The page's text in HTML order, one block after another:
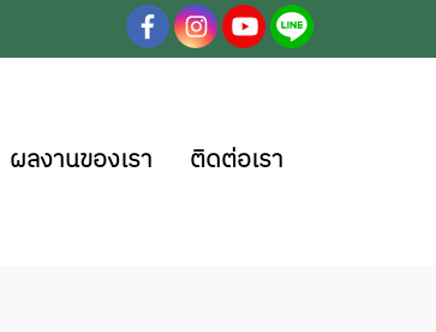
ผลงานของเรา ติดต่อเรา